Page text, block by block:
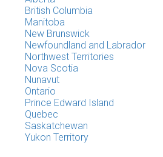
British Columbia
Manitoba
New Brunswick
Newfoundland and Labrador
Northwest Territories
Nova Scotia
Nunavut
Ontario
Prince Edward Island
Quebec
Saskatchewan
Yukon Territory